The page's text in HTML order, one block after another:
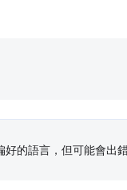
的語言，但可能會出錯